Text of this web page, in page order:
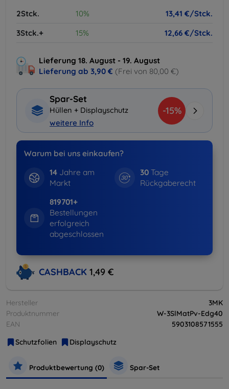
2Stck.
10%
13,41 €/Stck.
3Stck.+
15% 12,66 €/Stck.
Lieferung 18. August - 19. August
Lieferung ab 3,90 € (Frei von 80,00 €)
Spar-Set
Hüllen + Displayschutz
weitere Info
-15%
Warum bei uns einkaufen?
14Jahre am
Markt
30 Tage
Rückgaberecht
819701+
Bestellungen
erfolgreich
abgeschlossen
CASHBACK 1,49 €
Hersteller
3MK
Produktnummer
W-3SlMatPv-Edg40
EAN
5903108571555
Schutzfolien
Displayschutz
Produktbewertung (0) Spar-Set